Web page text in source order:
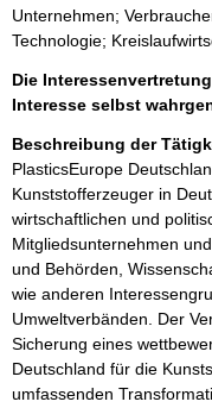
Unternehmen;
Technologie;
Die
Interesse selbst
Beschreibung der
PlasticsEurope
Kunststofferzeuger in
wirtschaftlichen und
Mitgliedsunternehmen
und Behörden,
wie anderen
Umweltverbänden. Der
Sicherung eines
Deutschland für die
umfassenden